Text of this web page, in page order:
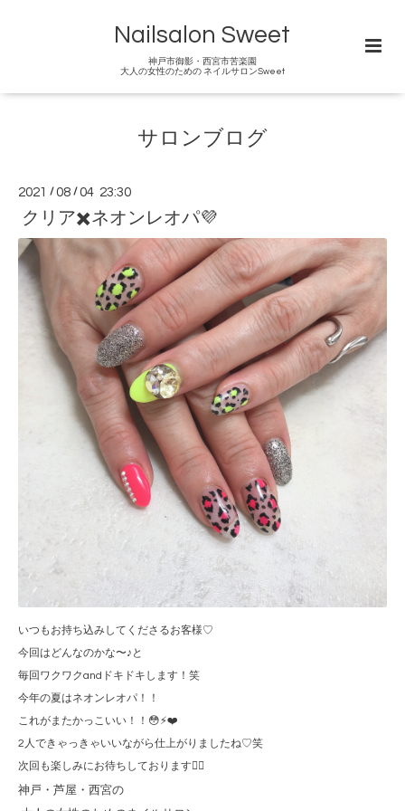
Nailsalon Sweet
神戸市御影・西宮市苦楽園
大人の女性のための ネイルサロンSweet
サロンブログ
2021 /08 /04 23:30
クリア✖️ネオンレオパ💜
いつもお持ち込みしてくださるお客様♡
今回はどんなのかな〜♪と
毎回ワクワクandドキドキします！笑
今年の夏はネオンレオパ！！
これがまたかっこいい！！😳⚡️❤️
2人できゃっきゃいいながら仕上がりましたね♡笑
次回も楽しみにお待ちしております🙆‍♀️
神戸・芦屋・西宮の